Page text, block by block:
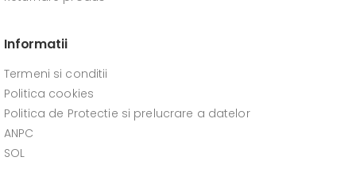
Informatii
Termeni si conditii
Politica cookies
Politica de Protectie si prelucrare a datelor
ANPC
SOL